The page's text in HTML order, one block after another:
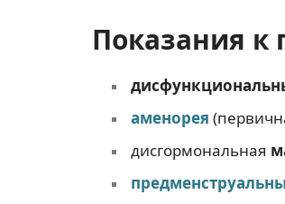
Показания
аменорея
дисгормональная